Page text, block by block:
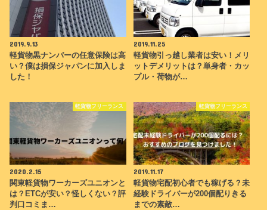
2019.9.13
軽貨物黒ナンバーの任意保険は高
い？僕は損保ジャパンに加入しま
した！
2019.11.25
軽貨物引っ越し業者は安い！メリ
ットデメリットは？単身者・カッ
プル・荷物が…
軽貨物フリーランス
2020.2.15
関東軽貨物ワーカーズユニオンと
は？ETCが安い？怪しくない？評
判口コミま…
軽貨物フリーランス
2019.11.17
軽貨物宅配初心者でも稼げる？未
経験ドライバーが200個配りきる
までの素敵…